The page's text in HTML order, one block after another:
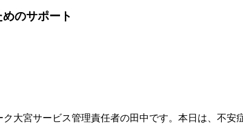
のサポート
大宮サービス管理責任者の田中です。本日は、不